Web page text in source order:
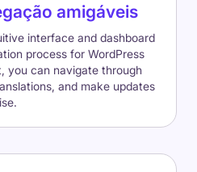
amigáveis
interface and dashboard
process for WordPress
you can navigate through
and make updates